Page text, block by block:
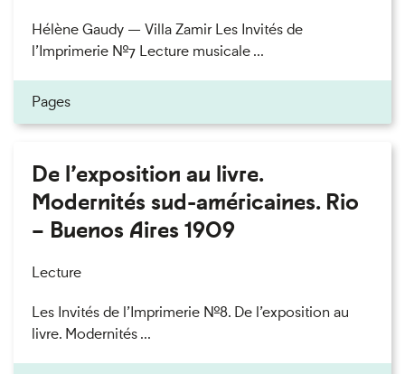
Hélène Gaudy — Villa Zamir Les Invités de
l’Imprimerie n°7 Lecture musicale ...
Pages
De l’exposition au livre.
Modernités sud-américaines. Rio
– Buenos Aires 1909
Lecture
Les Invités de l’Imprimerie n°8. De l’exposition au
livre. Modernités ...